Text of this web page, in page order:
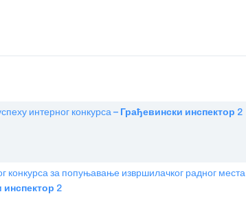
интерног конкурса – Грађевински инспектор 2
конкурса за попуњавање извршилачког радног места
инспектор 2